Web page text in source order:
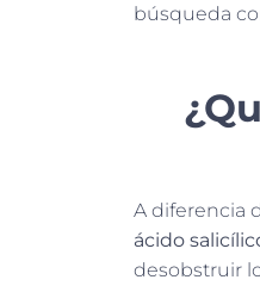
búsqueda
A diferencia
ácido
desobstruir